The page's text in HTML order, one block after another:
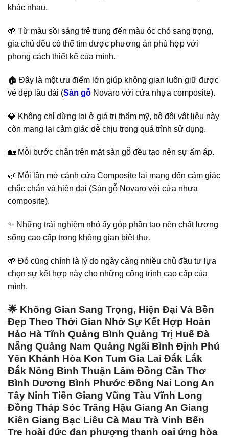
khác nhau.
🌱 Từ màu sồi sáng trẻ trung đến màu óc chó sang trọng,
gia chủ đều có thể tìm được phương án phù hợp với
phong cách thiết kế của mình.
🏠 Đây là một ưu điểm lớn giúp không gian luôn giữ được
vẻ đẹp lâu dài (Sàn gỗ Novaro với cửa nhựa composite).
💎 Không chỉ dừng lại ở giá trị thẩm mỹ, bộ đôi vật liệu này
còn mang lại cảm giác dễ chịu trong quá trình sử dụng.
🏡 Mỗi bước chân trên mặt sàn gỗ đều tạo nên sự ấm áp.
🌿 Mỗi lần mở cánh cửa Composite lại mang đến cảm giác
chắc chắn và hiện đại (Sàn gỗ Novaro với cửa nhựa
composite).
✨ Những trải nghiệm nhỏ ấy góp phần tạo nên chất lượng
sống cao cấp trong không gian biệt thự.
🌱 Đó cũng chính là lý do ngày càng nhiều chủ đầu tư lựa
chọn sự kết hợp này cho những công trình cao cấp của
mình.
🌟 Không Gian Sang Trọng, Hiện Đại Và Bền
Đẹp Theo Thời Gian Nhờ Sự Kết Hợp Hoàn
Hảo Hà Tĩnh Quảng Bình Quảng Trị Huế Đà
Nẵng Quảng Nam Quảng Ngãi Bình Định Phú
Yên Khánh Hòa Kon Tum Gia Lai Đắk Lắk
Đắk Nông Bình Thuận Lâm Đồng Cần Thơ
Bình Dương Bình Phước Đồng Nai Long An
Tây Ninh Tiền Giang Vũng Tàu Vĩnh Long
Đồng Tháp Sóc Trăng Hậu Giang An Giang
Kiên Giang Bạc Liêu Cà Mau Trà Vinh Bến
Tre hoài đức đan phượng thanh oai ứng hòa